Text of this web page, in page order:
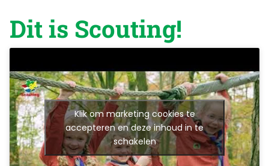
Dit is Scouting!
Klik om marketing cookies te
accepteren en deze inhoud in te
schakelen